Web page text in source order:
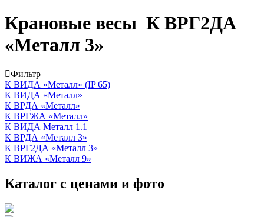
Крановые весы К ВРГ2ДА
«Металл 3»
Фильтр
К ВИДА «Металл» (IP 65)
К ВИДА «Металл»
К ВРДА «Металл»
К ВРГЖА «Металл»
К ВИДА Металл 1.1
К ВРДА «Металл 3»
К ВРГ2ДА «Металл 3»
К ВИЖА «Металл 9»
Каталог с ценами и фото